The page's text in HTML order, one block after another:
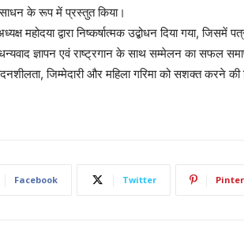
साधन के रूप में प्रस्तुत किया।
महोदया द्वारा निष्कर्षात्मक उद्बोधन दिया गया,
ज्ञापन एवं राष्ट्रगान के साथ सम्मेलन का सफल
जिम्मेदारी और महिला गरिमा को सशक्त करने
Facebook Twitter